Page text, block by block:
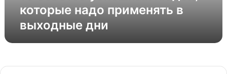
которые надо применять в
выходные дни